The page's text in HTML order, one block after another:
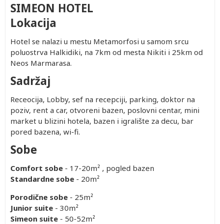
SIMEON HOTEL
Lokacija
Hotel se nalazi u mestu Metamorfosi u samom srcu
poluostrva Halkidiki, na 7km od mesta Nikiti i 25km od
Neos Marmarasa.
Sadržaj
Receocija, Lobby, sef na recepciji, parking, doktor na
poziv, rent a car, otvoreni bazen, poslovni centar, mini
market u blizini hotela, bazen i igralište za decu, bar
pored bazena, wi-fi.
Sobe
Comfort sobe - 17-20m² , pogled bazen
Standardne sobe - 20m²
Porodične sobe - 25m²
Junior suite - 30m²
Simeon suite - 50-52m²